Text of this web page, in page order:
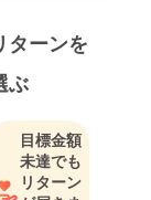
トといっ
アイドル
ニットが
す。
ターンを
ぶ
目標金額
未達でも
リターン